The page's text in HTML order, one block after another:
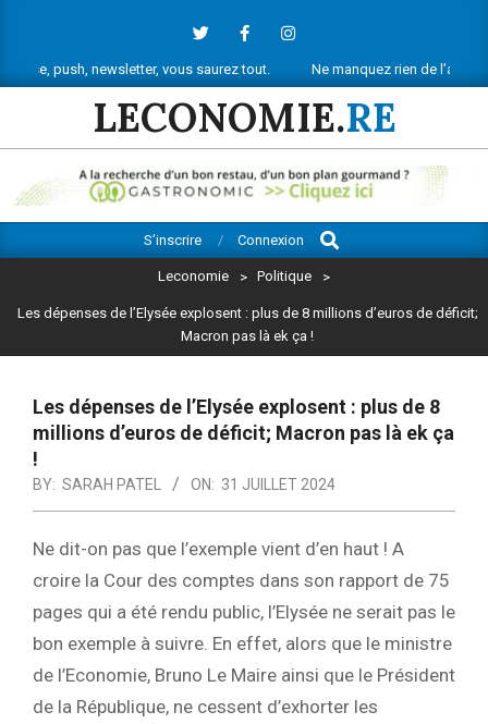
content
newsletter, vous saurez tout. Ne manquez rien de l’actu
LECONOMIE.RE
Navigation
S’inscrire Connexion
Search
Leconomie > Politique >
Les dépenses de l’Elysée explosent : plus de 8 millions d’euros de déficit;
Macron pas là ek ça !
Les dépenses de l’Elysée explosent : plus de 8
millions d’euros de déficit; Macron pas là ek ça
!
BY: SARAH PATEL ON: 31 JUILLET 2024
Ne dit-on pas que l’exemple vient d’en haut ! A
croire la Cour des comptes dans son rapport de 75
pages qui a été rendu public, l’Elysée ne serait pas le
bon exemple à suivre. En effet, alors que le ministre
de l’Economie, Bruno Le Maire ainsi que le Président
de la République, ne cessent d’exhorter les